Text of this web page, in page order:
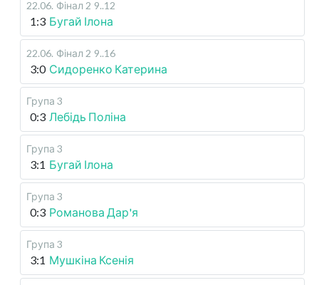
22.06. Фінал 2 9..12
1:3 Бугай Ілона
22.06. Фінал 2 9..16
3:0 Сидоренко Катерина
Група 3
0:3 Лебідь Поліна
Група 3
3:1 Бугай Ілона
Група 3
0:3 Романова Дар'я
Група 3
3:1 Мушкіна Ксенія